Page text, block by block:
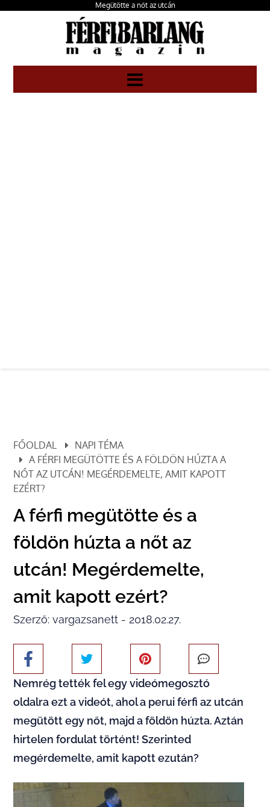
Megütötte a nőt az utcán
FŐOLDAL
NAPI TÉMA
A FÉRFI MEGÜTÖTTE ÉS A FÖLDÖN HÚZTA A
NŐT AZ UTCÁN! MEGÉRDEMELTE, AMIT KAPOTT
EZÉRT?
A férfi megütötte és a
földön húzta a nőt az
utcán! Megérdemelte,
amit kapott ezért?
Szerző: vargazsanett - 2018.02.27.
Nemrég tették fel egy videómegosztó
oldalra ezt a videót, ahol a perui férfi az utcán
megütött egy nőt, majd a földön húzta. Aztán
hirtelen fordulat történt! Szerinted
megérdemelte, amit kapott ezután?